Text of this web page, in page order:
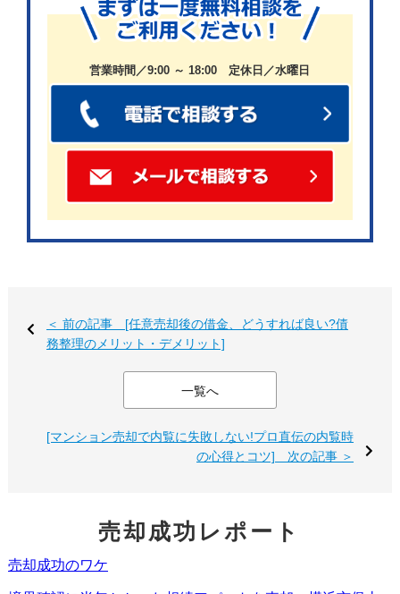
この章では、それぞれの原因について詳しく説明します。
自分の状況に当てはまるものがないか、確認してみましょ
事前に原因を知っておけば、対策を立てやすくなります。
収入減少(解雇、休職、事業不振など)
収入の減少は、住宅ローンの返済を困難にさせる最も一般
的な要因の一つです。
解雇や休職、事業不振などの理由で、家計を支える収入源
が減少または途絶えてしまうと、返済負担が急激に重くな
合、収入がゼロになるため、ローン返済が直ちに困難にな
ります。
営業時間／9:00 ～ 18:00 定休日／水曜日
＜ 前の記事 [任意売却後の借金、どうすれば良い?債
務整理のメリット・デメリット]
一覧へ
[マンション売却で内覧に失敗しない!プロ直伝の内覧時
の心得とコツ] 次の記事 ＞
売却成功レポート